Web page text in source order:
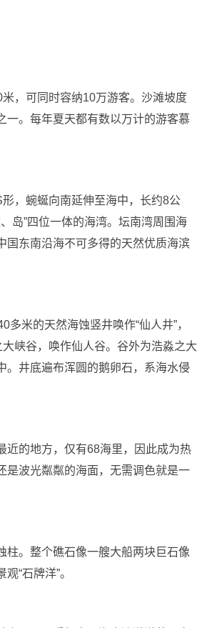
，可同时容纳10万游客。沙滩坡度
一。每年夏天都有数以万计的游客慕
，蜿蜒向南延伸至海中，长约8公
岛”四位一体的海湾。坛南湾周围海
国东南沿海不可多得的天然优质海滨
米的天然海蚀竖井唤作“仙人井”，
峡谷，唤作仙人谷。谷外为浩淼之大
。井底遍布浑圆的鹅卵石，系海水侵
近的地方，仅有68海里，因此成为热
是波光粼粼的海面，无需调色就是一
柱。整个礁石像一艘大船两块巨石像
“石牌洋”。